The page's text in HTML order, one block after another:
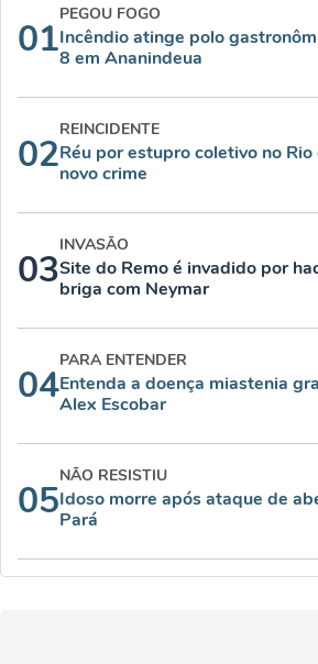
01
PEGOU FOGO
Incêndio atinge polo
8 em Ananindeua
02
REINCIDENTE
Réu por estupro coletivo no
novo crime
03
INVASÃO
Site do Remo é invadido por
briga com Neymar
04
PARA ENTENDER
Entenda a doença miastenia
Alex Escobar
05
NÃO RESISTIU
Idoso morre após ataque de
Pará